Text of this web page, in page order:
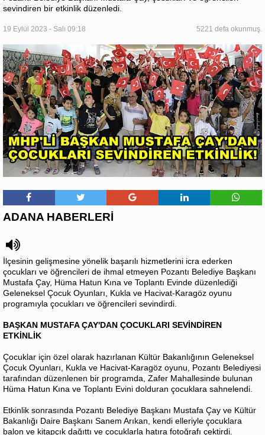
sevindiren bir etkinlik düzenledi.
19 Eylül 2023 - Salı 09:18 5221 defa okunmuş.
ADANA HABERLERİ
İlçesinin gelişmesine yönelik başarılı hizmetlerini icra ederken
çocukları ve öğrencileri de ihmal etmeyen Pozantı Belediye Başkanı
Mustafa Çay, Hüma Hatun Kına ve Toplantı Evinde düzenlediği
Geleneksel Çocuk Oyunları, Kukla ve Hacivat-Karagöz oyunu
programıyla çocukları ve öğrencileri sevindirdi.
BAŞKAN MUSTAFA ÇAY'DAN ÇOCUKLARI SEVİNDİREN
ETKİNLİK
Çocuklar için özel olarak hazırlanan Kültür Bakanlığının Geleneksel
Çocuk Oyunları, Kukla ve Hacivat-Karagöz oyunu, Pozantı Belediyesi
tarafından düzenlenen bir programda, Zafer Mahallesinde bulunan
Hüma Hatun Kına ve Toplantı Evini dolduran çocuklara sahnelendi.
Etkinlik sonrasında Pozantı Belediye Başkanı Mustafa Çay ve Kültür
Bakanlığı Daire Başkanı Sanem Arıkan, kendi elleriyle çocuklara
balon ve kitapçık dağıttı ve çocuklarla hatıra fotoğrafı çektirdi.